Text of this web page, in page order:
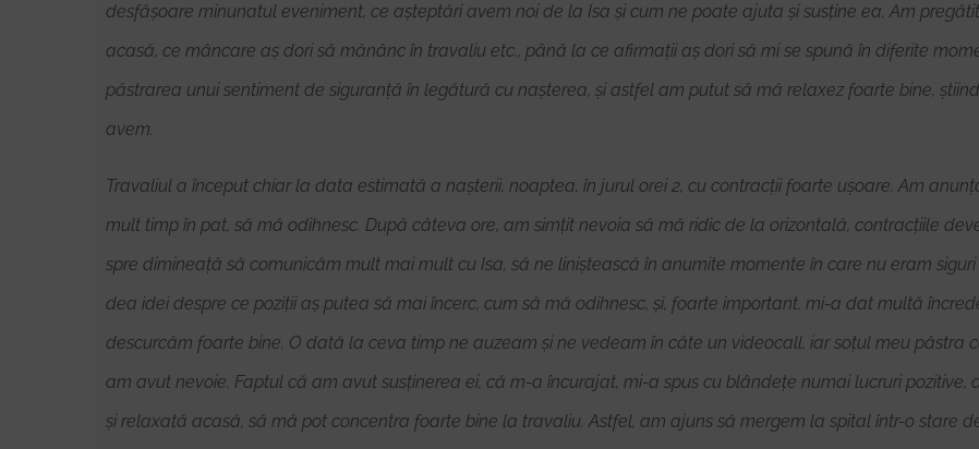
desfășoare minunatul eveniment, ce așteptări avem noi de la Isa și cum ne poate ajuta și susține ea. Am
acasă, ce mâncare aș dori să mănânc în travaliu etc., până la ce afirmații aș dori să mi se spună în diferite
păstrarea unui sentiment de siguranță în legătură cu nașterea, și astfel am putut să mă relaxez foarte bine,
avem.
Travaliul a început chiar la data estimată a nașterii, noaptea, în jurul orei 2, cu contracții foarte ușoare. Am
mult timp în pat, să mă odihnesc. După câteva ore, am simțit nevoia să mă ridic de la orizontală, contracțiile
spre dimineață să comunicăm mult mai mult cu Isa, să ne liniștească în anumite momente în care nu eram
dea idei despre ce poziții aș putea să mai încerc, cum să mă odihnesc, și, foarte important, mi-a dat multă
descurcăm foarte bine. O dată la ceva timp ne auzeam și ne vedeam în câte un videocall, iar soțul meu păstra
am avut nevoie. Faptul că am avut susținerea ei, că m-a încurajat, mi-a spus cu blândețe numai lucruri
și relaxată acasă, să mă pot concentra foarte bine la travaliu. Astfel, am ajuns să mergem la spital într-o stare